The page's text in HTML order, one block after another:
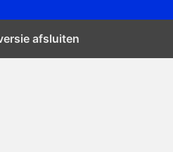
afsluiten